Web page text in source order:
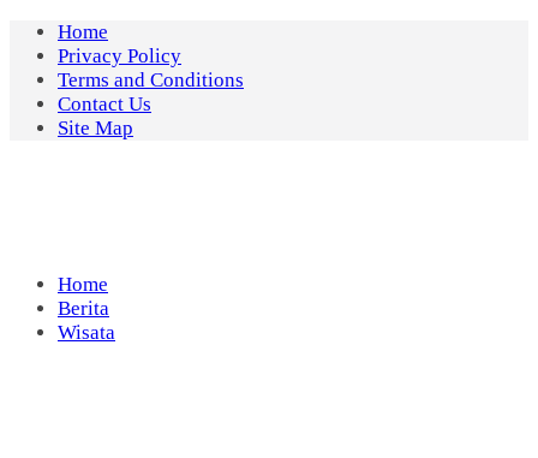
Skip
content
Home
Privacy Policy
Terms and Conditions
Contact Us
Site Map
Home
Berita
Wisata